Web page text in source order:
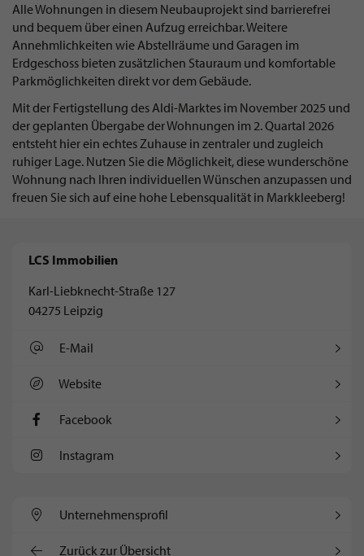
Alle Wohnungen in diesem Neubauprojekt sind barrierefrei
und bequem über einen Aufzug erreichbar. Weitere
Annehmlichkeiten wie Abstellräume und Garagen im
Erdgeschoss bieten zusätzlichen Stauraum und komfortable
Parkmöglichkeiten direkt vor dem Gebäude.
Mit der Fertigstellung des Aldi-Marktes im November 2025 und
der geplanten Übergabe der Wohnungen im 2. Quartal 2026
entsteht hier ein echtes Zuhause in zentraler und zugleich
ruhiger Lage. Nutzen Sie die Möglichkeit, diese wunderschöne
Wohnung nach Ihren individuellen Wünschen anzupassen und
freuen Sie sich auf eine hohe Lebensqualität in Markkleeberg!
LCS Immobilien
Karl-Liebknecht-Straße 127
04275 Leipzig
E-Mail
Website
Facebook
Instagram
Unternehmens­profil
Zurück zur Übersicht